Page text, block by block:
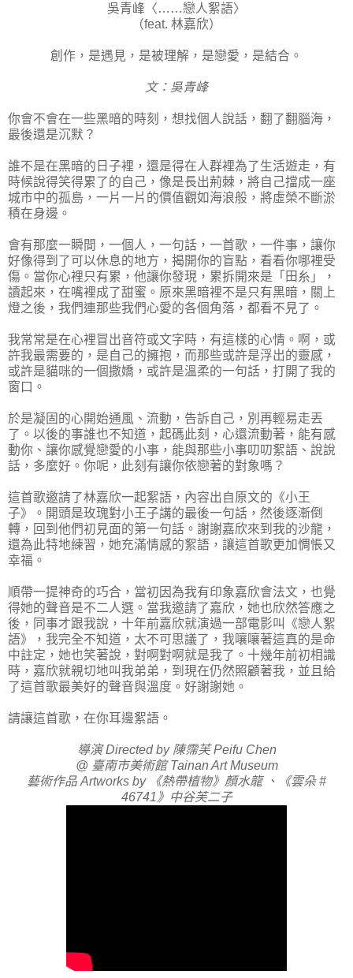
吳青峰〈……戀人絮語〉
（feat. 林嘉欣）
創作，是遇見，是被理解，是戀愛，是結合。
文：吳青峰
你會不會在一些黑暗的時刻，想找個人說話，翻了翻腦海，
最後還是沉默？
誰不是在黑暗的日子裡，還是得在人群裡為了生活遊走，有
時候說得笑得累了的自己，像是長出荊棘，將自己擋成一座
城市中的孤島，一片一片的價值觀如海浪般，將虛榮不斷淤
積在身邊。
會有那麼一瞬間，一個人，一句話，一首歌，一件事，讓你
好像得到了可以休息的地方，揭開你的盲點，看看你哪裡受
傷。當你心裡只有累，他讓你發現，累拆開來是「田糸」，
讀起來，在嘴裡成了甜蜜。原來黑暗裡不是只有黑暗，關上
燈之後，我們連那些我們心愛的各個角落，都看不見了。
我常常是在心裡冒出音符或文字時，有這樣的心情。啊，或
許我最需要的，是自己的擁抱，而那些或許是浮出的靈感，
或許是貓咪的一個撒嬌，或許是溫柔的一句話，打開了我的
窗口。
於是凝固的心開始通風、流動，告訴自己，別再輕易走丟
了。以後的事誰也不知道，起碼此刻，心還流動著，能有感
動你、讓你感覺戀愛的小事，能與那些小事叨叨絮語、說說
話，多麼好。你呢，此刻有讓你依戀著的對象嗎？
這首歌邀請了林嘉欣一起絮語，內容出自原文的《小王
子》。開頭是玫瑰對小王子講的最後一句話，然後逐漸倒
轉，回到他們初見面的第一句話。謝謝嘉欣來到我的沙龍，
還為此特地練習，她充滿情感的絮語，讓這首歌更加惆悵又
幸福。
順帶一提神奇的巧合，當初因為我有印象嘉欣會法文，也覺
得她的聲音是不二人選。當我邀請了嘉欣，她也欣然答應之
後，同事才跟我說，十年前嘉欣就演過一部電影叫《戀人絮
語》，我完全不知道，太不可思議了，我嚷嚷著這真的是命
中註定，她也笑著說，對啊對啊就是我了。十幾年前初相識
時，嘉欣就親切地叫我弟弟，到現在仍然照顧著我，並且給
了這首歌最美好的聲音與溫度。好謝謝她。
請讓這首歌，在你耳邊絮語。
導演 Directed by 陳霈芙 Peifu Chen
@ 臺南市美術館 Tainan Art Museum
藝術作品 Artworks by 《熱帶植物》顏水龍 、《雲朵 #
46741》中谷芙二子